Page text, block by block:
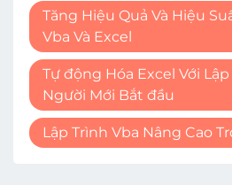
Tăng Hiệu Quả Và Hiệu
Vba Và Excel
Tự động Hóa Excel Với
Người Mới Bắt đầu
Lập Trình Vba Nâng Cao